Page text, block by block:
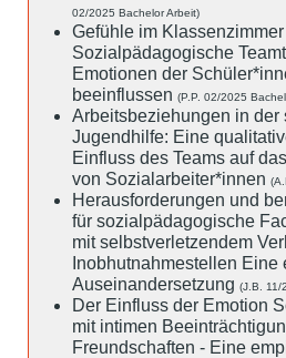
02/2025 Bachelor Arbeit)
Gefühle im
Sozialpädagogische
Emotionen der
beeinflussen (P.P. 02/2025
Arbeitsbeziehungen in der
Jugendhilfe: Eine
Einfluss des Teams auf
von Sozialarbeiter*innen
Herausforderungen und
für sozialpädagogische
mit selbstverletzendem
Inobhutnahmestellen Eine
Auseinandersetzung (J.B. 11/
Der Einfluss der Emotion
mit intimen
Freundschaften - Eine